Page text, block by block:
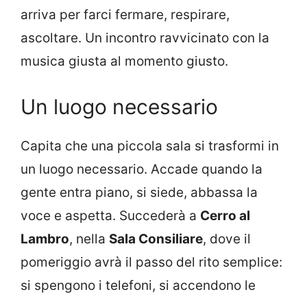
arriva per farci fermare, respirare,
ascoltare. Un incontro ravvicinato con la
musica giusta al momento giusto.
Un luogo necessario
Capita che una piccola sala si trasformi in
un luogo necessario. Accade quando la
gente entra piano, si siede, abbassa la
voce e aspetta. Succederà a Cerro al
Lambro, nella Sala Consiliare, dove il
pomeriggio avrà il passo del rito semplice:
si spengono i telefoni, si accendono le